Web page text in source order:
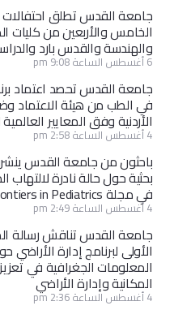
جامعة القدس تطلق احتفالات
الخامس والأربعين من كليات
والهندسة والقدس بارد
6 أغسطس الساعة 9:08 pm
جامعة القدس تحصد اعتماد
في الطب من هيئة الاعتماد
الأردنية وفق المعايير
4 أغسطس الساعة 2:58 pm
باحثون من جامعة القدس
بحثية حول حالة نادرة لالتهاب
في مجلة Frontiers in Pediatrics
4 أغسطس الساعة 2:49 pm
جامعة القدس تناقش رسالة
الأولى لبرنامج إدارة الأراضي
المعلومات الجغرافية في
المكانية وإدارة الأراضي
4 أغسطس الساعة 2:36 pm